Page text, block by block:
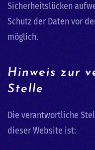
Sicherheitslücken
Schutz der Daten vor
möglich.
Hinweis zur
Stelle
Die verantwortliche
dieser Website ist: